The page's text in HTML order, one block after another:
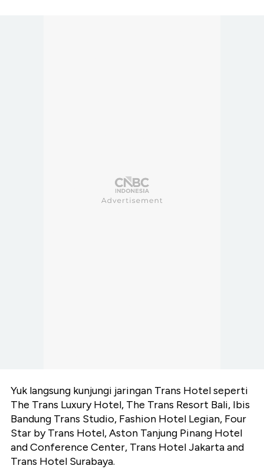
Yuk langsung kunjungi jaringan Trans Hotel seperti
The Trans Luxury Hotel, The Trans Resort Bali, Ibis
Bandung Trans Studio, Fashion Hotel Legian, Four
Star by Trans Hotel, Aston Tanjung Pinang Hotel
and Conference Center, Trans Hotel Jakarta and
Trans Hotel Surabaya.